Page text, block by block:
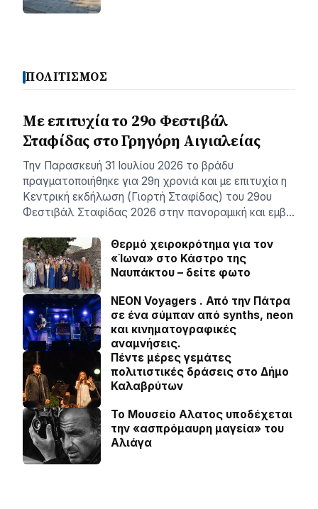
ΠΟΛΙΤΙΣΜΟΣ
Με επιτυχία το 29ο Φεστιβάλ
Σταφίδας στο Γρηγόρη Aιγιαλείας
Την Παρασκευή 31 Ιουλίου 2026 το βράδυ
πραγματοποιήθηκε για 29η χρονιά και με επιτυχία η
Κεντρική εκδήλωση (Γιορτή Σταφίδας) του 29ου
Φεστιβάλ Σταφίδας 2026 στην πανοραμική και εμβ…
Θερμό χειροκρότημα για τον
«Ίωνα» στο Κάστρο της
Ναυπάκτου – δείτε φωτο
NEON Voyagers . Από την Πάτρα
σε ένα σύμπαν από synths, neon
και κινηματογραφικές
αναμνήσεις.
Πέντε μέρες γεμάτες
πολιτιστικές δράσεις στο Δήμο
Καλαβρύτων
Το Μουσείο Αλατος υποδέχεται
την «ασπρόμαυρη μαγεία» του
Αλιάγα